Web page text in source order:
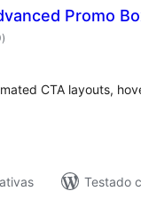
Promo
total
de
)
CTA layouts,
Testado